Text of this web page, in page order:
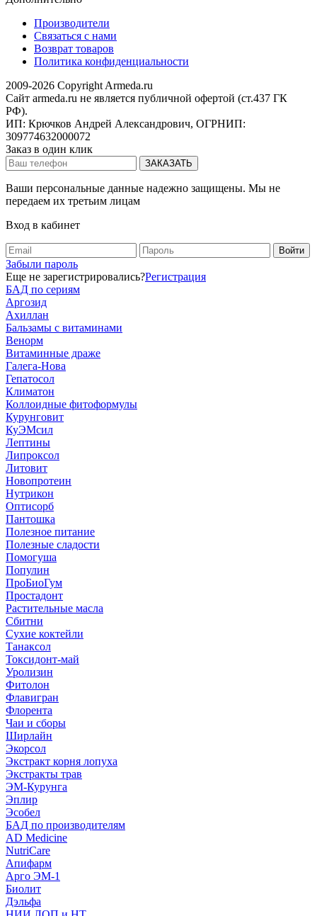
Производители
Связаться с нами
Возврат товаров
Политика конфиденциальности
2009-2026 Copyright Armeda.ru
Сайт armeda.ru не является публичной офертой (ст.437 ГК
РФ).
ИП: Крючков Андрей Александрович, ОГРНИП:
309774632000072
Заказ в один клик
Ваши персональные данные надежно защищены. Мы не
передаем их третьим лицам
Вход в кабинет
Забыли пароль
Еще не зарегистрировались?Регистрация
БАД по сериям
Аргозид
Ахиллан
Бальзамы с витаминами
Венорм
Витаминные драже
Галега-Нова
Гепатосол
Климатон
Коллоидные фитоформулы
Курунговит
КуЭМсил
Лептины
Липроксол
Литовит
Новопротеин
Нутрикон
Оптисорб
Пантошка
Полезное питание
Полезные сладости
Помогуша
Популин
ПроБиоГум
Простадонт
Растительные масла
Сбитни
Сухие коктейли
Танаксол
Токсидонт-май
Уролизин
Фитолон
Флавигран
Флорента
Чаи и сборы
Ширлайн
Экорсол
Экстракт корня лопуха
Экстракты трав
ЭМ-Курунга
Эплир
Эсобел
БАД по производителям
AD Medicine
NutriCare
Апифарм
Арго ЭМ-1
Биолит
Дэльфа